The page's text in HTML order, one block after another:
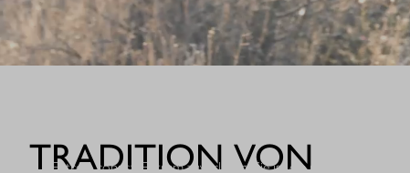
Extrem robust. Extrem zuverlässig: Sie ist die nächste
TRADITION VON